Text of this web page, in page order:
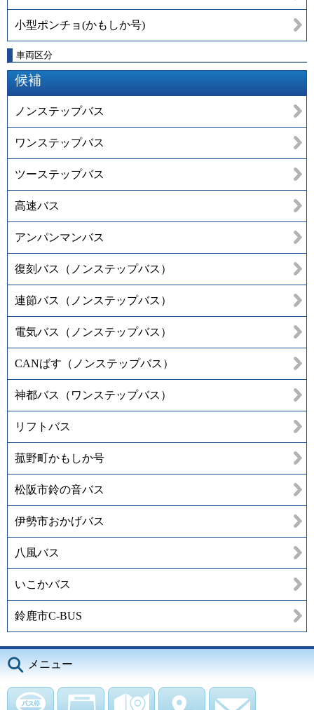
小型ポンチョ(かもしか号)
車両区分
候補
ノンステップバス
ワンステップバス
ツーステップバス
高速バス
アンパンマンバス
復刻バス（ノンステップバス）
連節バス（ノンステップバス）
電気バス（ノンステップバス）
CANばす（ノンステップバス）
神都バス（ワンステップバス）
リフトバス
菰野町かもしか号
松阪市鈴の音バス
伊勢市おかげバス
八風バス
いこかバス
鈴鹿市C-BUS
メニュー